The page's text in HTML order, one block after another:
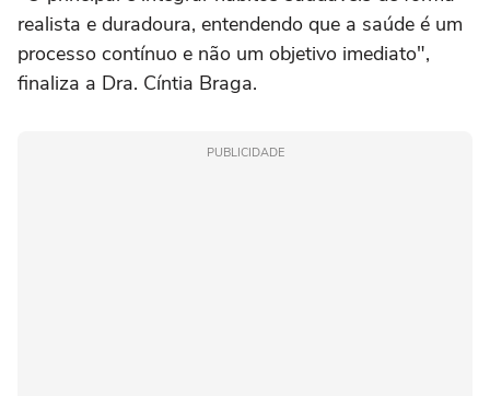
realista e duradoura, entendendo que a saúde é um
processo contínuo e não um objetivo imediato",
finaliza a Dra. Cíntia Braga.
PUBLICIDADE